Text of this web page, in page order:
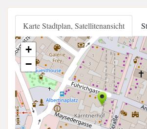
Karte Stadtplan, Satellitenansicht
+
−